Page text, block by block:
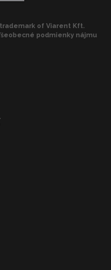
of Viarent Kft.
podmienky nájmu